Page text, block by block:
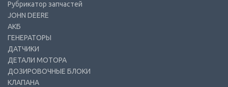
Рубрикатор запчастей
JOHN DEERE
АКБ
ГЕНЕРАТОРЫ
ДАТЧИКИ
ДЕТАЛИ МОТОРА
ДОЗИРОВОЧНЫЕ БЛОКИ
КЛАПАНА